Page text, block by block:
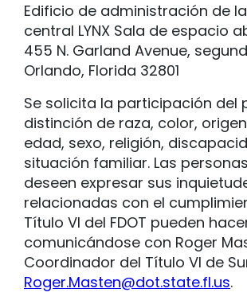
Edificio de administración de
central LYNX Sala de espacio
455 N. Garland Avenue,
Orlando, Florida 32801
Se solicita la participación del
distinción de raza, color,
edad, sexo, religión,
situación familiar. Las
deseen expresar sus
relacionadas con el
Título VI del FDOT pueden
comunicándose con Roger
Coordinador del Título VI de
Roger.Masten@dot.state.fl.us.